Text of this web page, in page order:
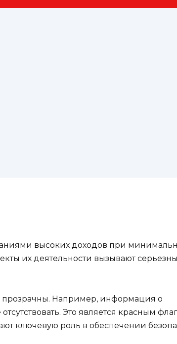
высоких доходов при
их деятельности вызывают
прозрачны. Например, информация о
Это является красным
ключевую роль в обеспечении